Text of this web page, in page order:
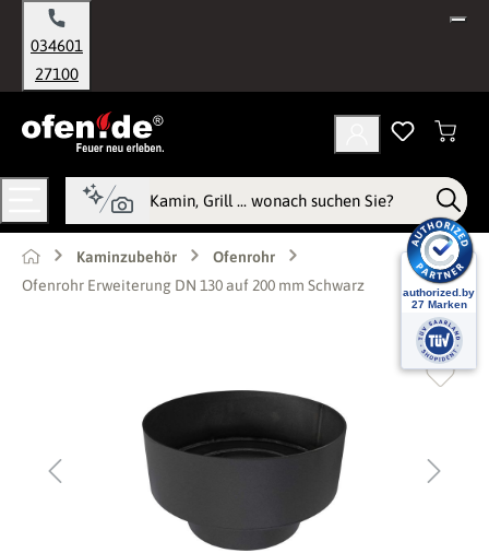
springen
034601
27100
Kaminzubehör
Ofenrohr
Ofenrohr Erweiterung DN 130 auf 200 mm Schwarz